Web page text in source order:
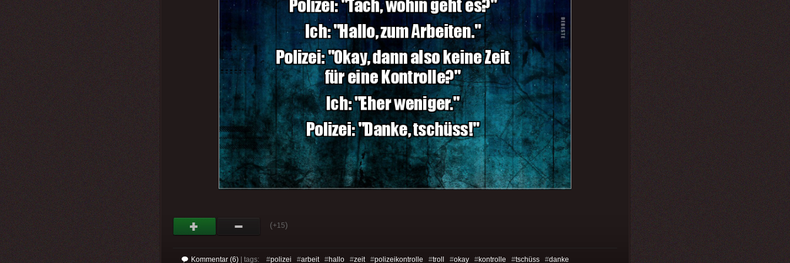
(+15)
Kommentar (6) | tags: #polizei #arbeit#hallo #zeit#polizeikontrolle #troll #okay #kontrolle #tschüss #danke